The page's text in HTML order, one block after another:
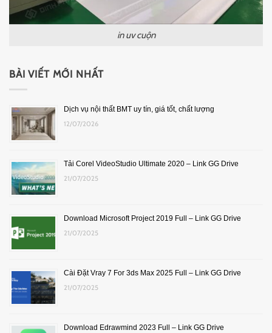
in uv cuộn
BÀI VIẾT MỚI NHẤT
Dịch vụ nội thất BMT uy tín, giá tốt, chất lượng
12/07/2026
Tải Corel VideoStudio Ultimate 2020 – Link GG Drive
21/07/2025
Download Microsoft Project 2019 Full – Link GG Drive
21/07/2025
Cài Đặt Vray 7 For 3ds Max 2025 Full – Link GG Drive
21/07/2025
Download Edrawmind 2023 Full – Link GG Drive